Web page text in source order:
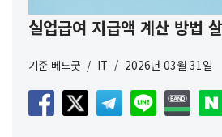
실업급여 지급액 계산 방법
기준 베드굿 IT 2026년 03월 31일